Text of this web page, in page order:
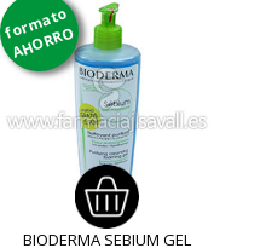
formato
AHORRO
BIODERMA SEBIUM GEL